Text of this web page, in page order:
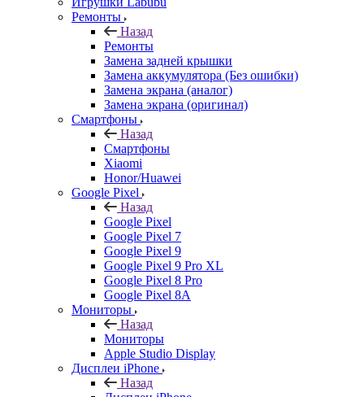
Ремонты
Назад
Ремонты
Замена задней крышки
Замена аккумулятора (Без ошибки)
Замена экрана (аналог)
Замена экрана (оригинал)
Смартфоны
Назад
Смартфоны
Xiaomi
Honor/Huawei
Google Pixel
Назад
Google Pixel
Google Pixel 7
Google Pixel 9
Google Pixel 9 Pro XL
Google Pixel 8 Pro
Google Pixel 8A
Мониторы
Назад
Мониторы
Apple Studio Display
Дисплеи iPhone
Назад